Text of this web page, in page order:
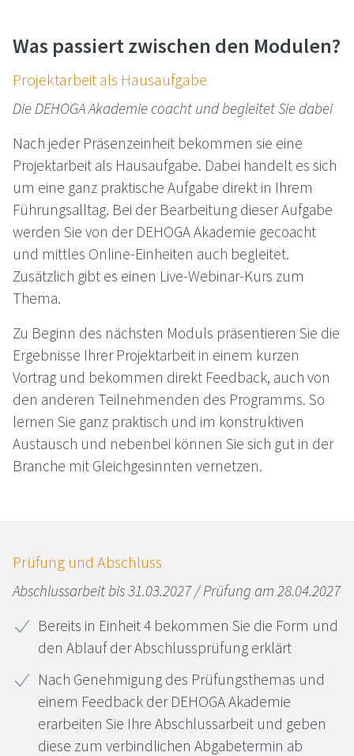
Was pas­siert zwi­schen den Modulen?
Pro­jekt­ar­beit als Haus­auf­ga­be
DieDEHOGAAkademie coacht und begleitet Sie dabei
Nach jeder Präsenzeinheit bekommen sie eine
Projektarbeit als Hausaufgabe. Dabei handelt es sich
um eine ganz praktische Aufgabe direkt in Ihrem
Führungsalltag. Bei der Bearbeitung dieser Aufgabe
werden Sie von der DEHOGAAkademie gecoacht
und mittles Online-Einheiten auch begleitet.
Zusätzlich gibt es einen Live-Webinar-Kurs zum
Thema.
Zu Beginn des nächsten Moduls präsentieren Sie die
Ergebnisse Ihrer Projektarbeit in einem kurzen
Vortrag und bekommen direkt Feedback, auch von
den anderen Teilnehmenden des Programms. So
lernen Sie ganz praktisch und im konstruktiven
Austausch und nebenbei können Sie sich gut in der
Branche mit Gleichgesinnten vernetzen.
Prü­fung und Ab­schluss
Abschlussarbeit bis 31.03.2027 / Prüfung am 28.04.2027
Bereits in Einheit 4 bekommen Sie die Form und
den Ablauf der Abschlussprüfung erklärt
Nach Genehmigung des Prüfungsthemas und
einem Feedback der DEHOGAAkademie
erarbeiten Sie Ihre Abschlussarbeit und geben
diese zum verbindlichen Abgabetermin ab